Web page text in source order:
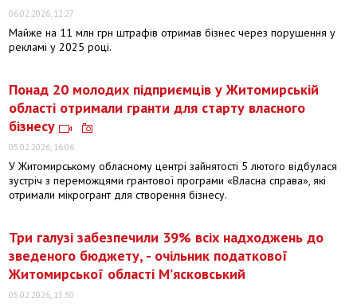
06.02.2026, 12:27
Майже на 11 млн грн штрафів отримав бізнес через порушення у
рекламі у 2025 році.
Понад 20 молодих підприємців у Житомирській
області отримали гранти для старту власного
бізнесу
05.02.2026, 16:06
У Житомирському обласному центрі зайнятості 5 лютого відбулася
зустріч з переможцями грантової програми «Власна справа», які
отримали мікрогрант для створення бізнесу.
Три галузі забезпечили 39% всіх надходжень до
зведеного бюджету, - очільник податкової
Житомирської області М’ясковський
05.02.2026, 13:30